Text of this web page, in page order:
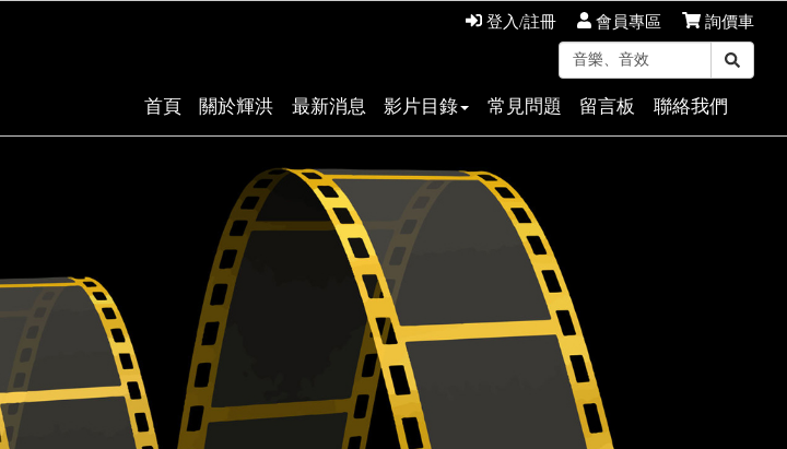
登入/註冊 會員專區 詢價車
首頁 關於輝洪 最新消息 影片目錄 常見問題 留言板 聯絡我們